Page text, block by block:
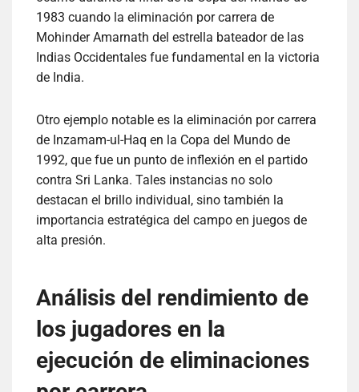
1983 cuando la eliminación por carrera de
Mohinder Amarnath del estrella bateador de las
Indias Occidentales fue fundamental en la victoria
de India.
Otro ejemplo notable es la eliminación por carrera
de Inzamam-ul-Haq en la Copa del Mundo de
1992, que fue un punto de inflexión en el partido
contra Sri Lanka. Tales instancias no solo
destacan el brillo individual, sino también la
importancia estratégica del campo en juegos de
alta presión.
Análisis del rendimiento de
los jugadores en la
ejecución de eliminaciones